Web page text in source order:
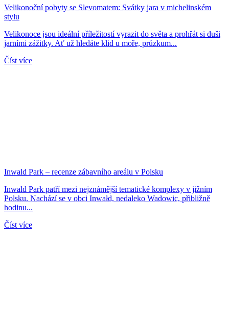
Velikonoční pobyty se Slevomatem: Svátky jara v michelinském
stylu
Velikonoce jsou ideální příležitostí vyrazit do světa a prohřát si duši
jarními zážitky. Ať už hledáte klid u moře, průzkum...
Číst více
Inwald Park – recenze zábavního areálu v Polsku
Inwald Park patří mezi nejznámější tematické komplexy v jižním
Polsku. Nachází se v obci Inwałd, nedaleko Wadowic, přibližně
hodinu...
Číst více